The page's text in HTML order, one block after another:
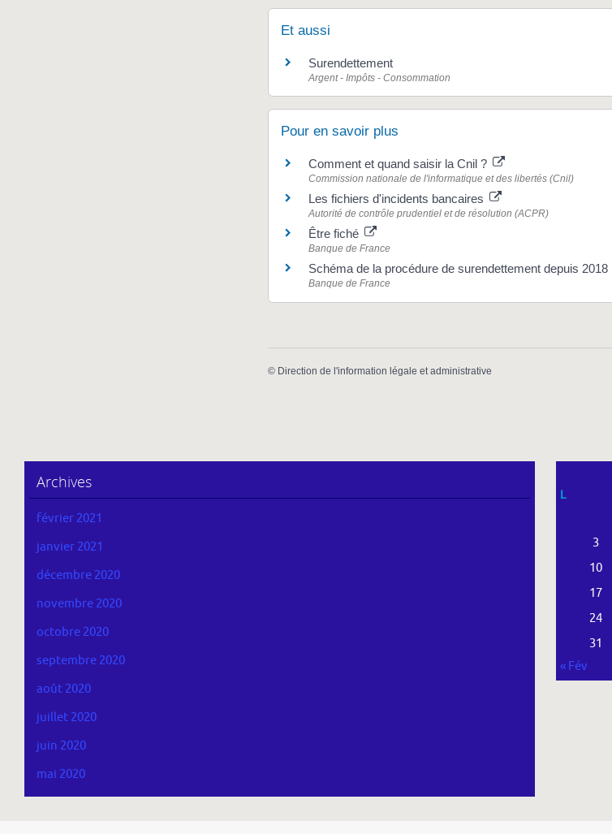
Et aussi
Surendettement
Argent - Impôts - Consommation
Pour en savoir plus
Comment et quand saisir la Cnil ?
Commission nationale de l'informatique et des libertés (Cnil)
Les fichiers d'incidents bancaires
Autorité de contrôle prudentiel et de résolution (ACPR)
Être fiché
Banque de France
Schéma de la procédure de surendettement depuis 2018
Banque de France
© Direction de l'information légale et administrative
Archives
février 2021
janvier 2021
décembre 2020
novembre 2020
octobre 2020
septembre 2020
août 2020
juillet 2020
juin 2020
mai 2020
L
3
10
17
24
31
« Fév